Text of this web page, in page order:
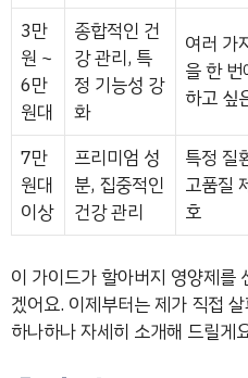
3만
원 ~
6만
원대
종합적인 건
강 관리, 특
정 기능성 강
화
여러 가
을 한
하고 싶
7만
원대
이상
프리미엄 성
분, 집중적인
건강 관리
특정 질
고품질
호
이 가이드가 할아버지 영양제를
겠어요. 이제부터는 제가 직접
하나하나 자세히 소개해 드릴게